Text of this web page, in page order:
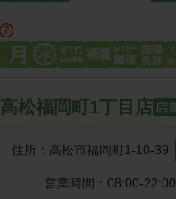
高松福岡町1丁目店
住所： 高松市福岡町1-10-39
営業時間： 08:00-22:00